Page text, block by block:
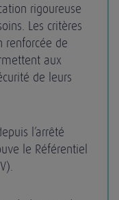
rigoureuse
Les critères
renforcée de
aux
de leurs
l’arrêté
le Référentiel